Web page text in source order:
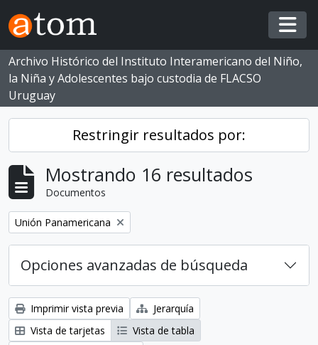
Skip to main content
Archivo Histórico del Instituto Interamericano del Niño,
la Niña y Adolescentes bajo custodia de FLACSO
Uruguay
Restringir resultados por:
Mostrando 16 resultados
Documentos
Eliminar filtro:
Unión Panamericana
Opciones avanzadas de búsqueda
Imprimir vista previa
Jerarquía
Vista de tarjetas
Vista de tabla